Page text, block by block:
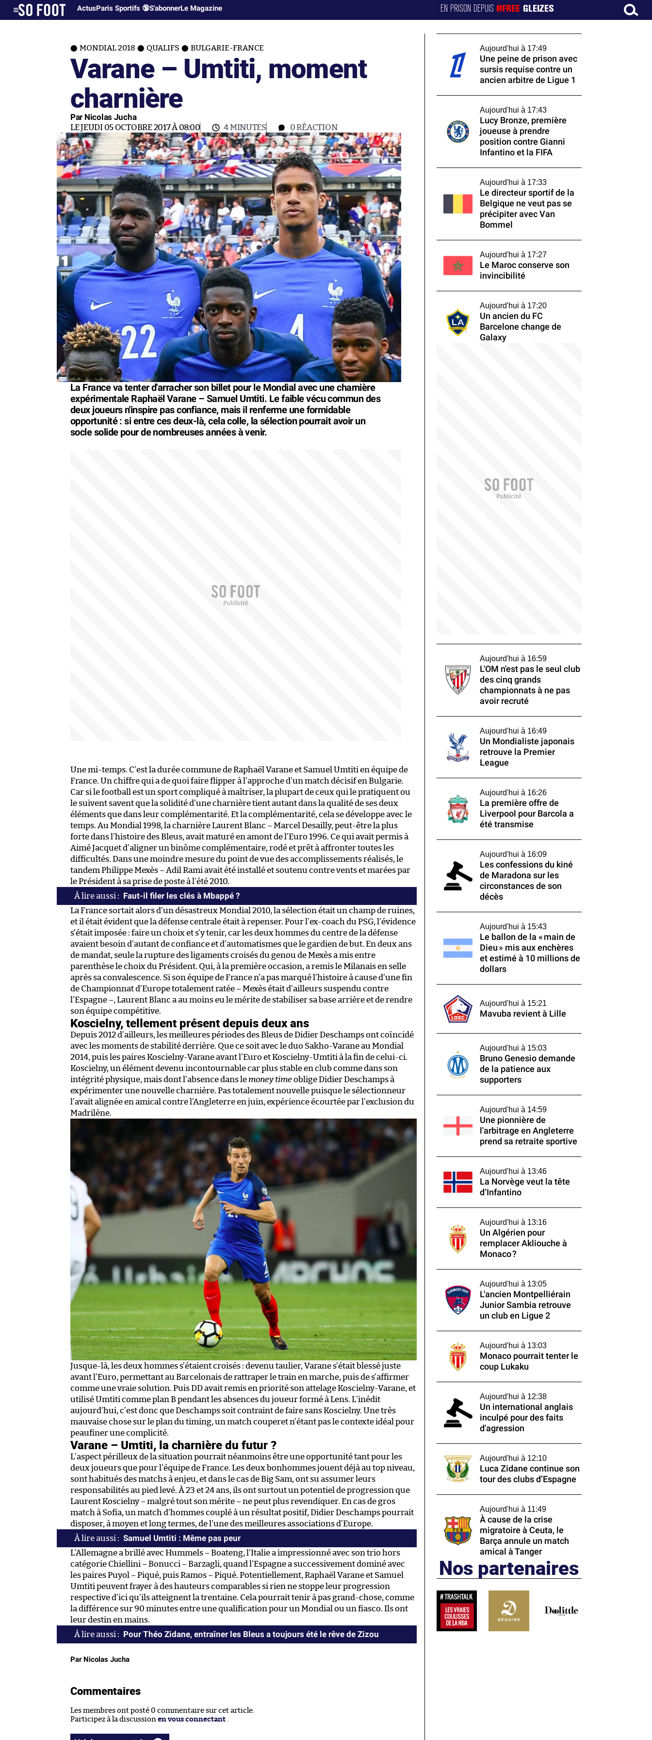
ActusParis Sportifs 🔞S'abonnerLe Magazine EN PRISON DEPUIS#FREE GLEIZES
MONDIAL 2018 QUALIFS BULGARIE-FRANCE
Varane – Umtiti, moment
charnière
Par Nicolas Jucha
LE JEUDI 05 OCTOBRE 2017 À 08:00 4 MINUTES 0RÉACTION
La France va tenter d'arracher son billet pour le Mondial avec une charnière
expérimentale Raphaël Varane – Samuel Umtiti. Le faible vécu commun des
deux joueurs n'inspire pas confiance, mais il renferme une formidable
opportunité : si entre ces deux-là, cela colle, la sélection pourrait avoir un
socle solide pour de nombreuses années à venir.
Une mi-temps. C’est la durée commune de Raphaël Varane et Samuel Umtiti en équipe de
France. Un chiffre qui a de quoi faire flipper à l’approche d’un match décisif en Bulgarie.
Car si le football est un sport compliqué à maîtriser, la plupart de ceux qui le pratiquent ou
le suivent savent que la solidité d’une charnière tient autant dans la qualité de ses deux
éléments que dans leur complémentarité. Et la complémentarité, cela se développe avec le
temps. Au Mondial 1998, la charnière Laurent Blanc – Marcel Desailly, peut-être la plus
forte dans l’histoire des Bleus, avait maturé en amont de l’Euro 1996. Ce qui avait permis à
Aimé Jacquet d’aligner un binôme complémentaire, rodé et prêt à affronter toutes les
difficultés. Dans une moindre mesure du point de vue des accomplissements réalisés, le
tandem Philippe Mexès – Adil Rami avait été installé et soutenu contre vents et marées par
le Président à sa prise de poste à l’été 2010.
Faut-il filer les clés à Mbappé ?
La France sortait alors d’un désastreux Mondial 2010, la sélection était un champ de ruines,
et il était évident que la défense centrale était à repenser. Pour l’ex-coach du PSG, l’évidence
s’était imposée : faire un choix et s’y tenir, car les deux hommes du centre de la défense
avaient besoin d’autant de confiance et d’automatismes que le gardien de but. En deux ans
de mandat, seule la rupture des ligaments croisés du genou de Mexès a mis entre
parenthèse le choix du Président. Qui, à la première occasion, a remis le Milanais en selle
après sa convalescence. Si son équipe de France n’a pas marqué l’histoire à cause d’une fin
de Championnat d’Europe totalement ratée – Mexès était d’ailleurs suspendu contre
l’Espagne –, Laurent Blanc a au moins eu le mérite de stabiliser sa base arrière et de rendre
son équipe compétitive.
Koscielny, tellement présent depuis deux ans
Depuis 2012 d’ailleurs, les meilleures périodes des Bleus de Didier Deschamps ont coïncidé
avec les moments de stabilité derrière. Que ce soit avec le duo Sakho-Varane au Mondial
2014, puis les paires Koscielny-Varane avant l’Euro et Koscielny-Umtiti à la fin de celui-ci.
Koscielny, un élément devenu incontournable car plus stable en club comme dans son
intégrité physique, mais dont l’absence dans le money timeoblige Didier Deschamps à
expérimenter une nouvelle charnière. Pas totalement nouvelle puisque le sélectionneur
l’avait alignée en amical contre l’Angleterre en juin, expérience écourtée par l’exclusion du
Madrilène.
Jusque-là, les deux hommes s’étaient croisés : devenu taulier, Varane s’était blessé juste
avant l’Euro, permettant au Barcelonais de rattraper le train en marche, puis de s’affirmer
comme une vraie solution. Puis DD avait remis en priorité son attelage Koscielny-Varane, et
utilisé Umtiti comme plan B pendant les absences du joueur formé à Lens. L’inédit
aujourd’hui, c’est donc que Deschamps soit contraint de faire sans Koscielny. Une très
mauvaise chose sur le plan du timing, un match couperet n’étant pas le contexte idéal pour
peaufiner une complicité.
Varane – Umtiti, la charnière du futur ?
L’aspect périlleux de la situation pourrait néanmoins être une opportunité tant pour les
deux joueurs que pour l’équipe de France. Les deux bonhommes jouent déjà au top niveau,
sont habitués des matchs à enjeu, et dans le cas de Big Sam, ont su assumer leurs
responsabilités au pied levé. À 23 et 24 ans, ils ont surtout un potentiel de progression que
Laurent Koscielny – malgré tout son mérite – ne peut plus revendiquer. En cas de gros
match à Sofia, un match d’hommes couplé à un résultat positif, Didier Deschamps pourrait
disposer, à moyen et long termes, de l’une des meilleures associations d’Europe.
Samuel Umtiti : Même pas peur
L’Allemagne a brillé avec Hummels – Boateng, l’Italie a impressionné avec son trio hors
catégorie Chiellini – Bonucci – Barzagli, quand l’Espagne a successivement dominé avec
les paires Puyol – Piqué, puis Ramos – Piqué. Potentiellement, Raphaël Varane et Samuel
Umtiti peuvent frayer à des hauteurs comparables si rien ne stoppe leur progression
respective d’ici qu’ils atteignent la trentaine. Cela pourrait tenir à pas grand-chose, comme
la différence sur 90 minutes entre une qualification pour un Mondial ou un fiasco. Ils ont
leur destin en mains.
Pour Théo Zidane, entraîner les Bleus a toujours été le rêve de Zizou
Par Nicolas Jucha
Commentaires
Les membres ont posté 0 commentaire sur cet article.
Participez à la discussion en vous connectant
Aujourd'hui à 17:49
Une peine de prison avec
sursis requise contre un
ancien arbitre de Ligue 1
Aujourd'hui à 17:43
Lucy Bronze, première
joueuse à prendre
position contre Gianni
Infantino et la FIFA
Aujourd'hui à 17:33
Le directeur sportif de la
Belgique ne veut pas se
précipiter avec Van
Bommel
Aujourd'hui à 17:27
Le Maroc conserve son
invincibilité
Aujourd'hui à 17:20
Un ancien du FC
Barcelone change de
Galaxy
Aujourd'hui à 16:59
L'OM n'est pas le seul club
des cinq grands
championnats à ne pas
avoir recruté
Aujourd'hui à 16:49
Un Mondialiste japonais
retrouve la Premier
League
Aujourd'hui à 16:26
La première offre de
Liverpool pour Barcola a
été transmise
Aujourd'hui à 16:09
Les confessions du kiné
de Maradona sur les
circonstances de son
décès
Aujourd'hui à 15:43
Le ballon de la « main de
Dieu » mis aux enchères
et estimé à 10 millions de
dollars
Aujourd'hui à 15:21
Mavuba revient à Lille
Aujourd'hui à 15:03
Bruno Genesio demande
de la patience aux
supporters
Aujourd'hui à 14:59
Une pionnière de
l'arbitrage en Angleterre
prend sa retraite sportive
Aujourd'hui à 13:46
La Norvège veut la tête
d’Infantino
Aujourd'hui à 13:16
Un Algérien pour
remplacer Akliouche à
Monaco ?
Aujourd'hui à 13:05
L'ancien Montpelliérain
Junior Sambia retrouve
un club en Ligue 2
Aujourd'hui à 13:03
Monaco pourrait tenter le
coup Lukaku
Aujourd'hui à 12:38
Un international anglais
inculpé pour des faits
d'agression
Aujourd'hui à 12:10
Luca Zidane continue son
tour des clubs d’Espagne
Aujourd'hui à 11:49
À cause de la crise
migratoire à Ceuta, le
Barça annule un match
amical à Tanger
Nos partenaires